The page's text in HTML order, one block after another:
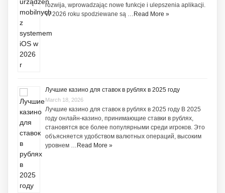
rozwija, wprowadzając nowe funkcje i ulepszenia aplikacji.
W 2026 roku spodziewane są … Read More »
Лучшие казино для ставок в рублях в 2025 году
March 18, 2026
Лучшие казино для ставок в рублях в 2025 году В 2025
году онлайн-казино, принимающие ставки в рублях,
становятся все более популярными среди игроков. Это
объясняется удобством валютных операций, высоким
уровнем … Read More »